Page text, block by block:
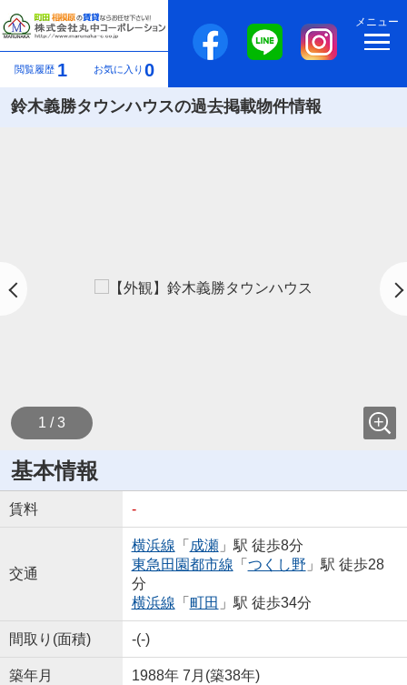
閲覧履歴 1 お気に入り 0
メニュー
鈴木義勝タウンハウスの過去掲載物件情報
1 / 3
基本情報
賃料 -
交通
横浜線 「 成瀬」駅 徒歩8分
東急田園都市線 「 つくし野 」駅 徒歩28
分
横浜線 「 町田 」駅 徒歩34分
間取り(面積) -(-)
築年月 1988年 7月(築38年)